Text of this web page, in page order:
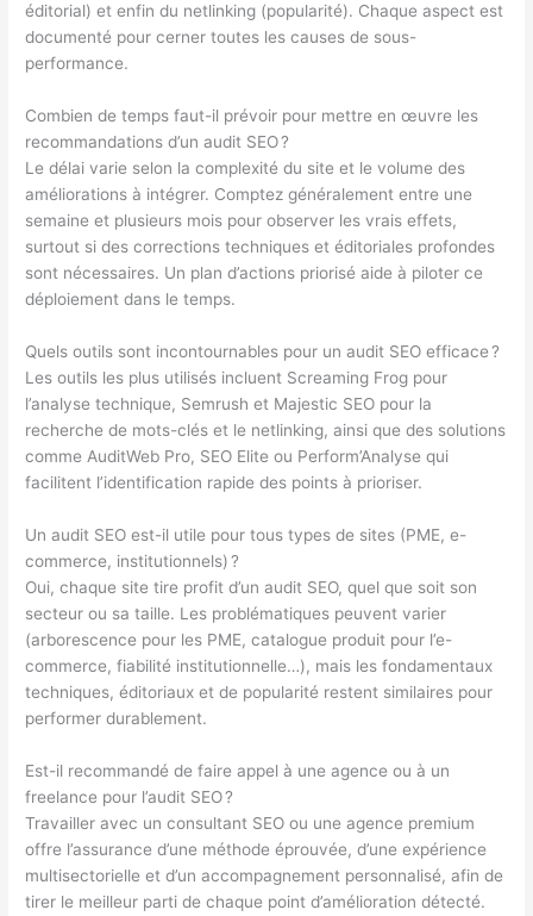
éditorial) et enfin du netlinking (popularité). Chaque aspect est
documenté pour cerner toutes les causes de sous-
performance.
Combien de temps faut-il prévoir pour mettre en œuvre les
recommandations d’un audit SEO ?
Le délai varie selon la complexité du site et le volume des
améliorations à intégrer. Comptez généralement entre une
semaine et plusieurs mois pour observer les vrais effets,
surtout si des corrections techniques et éditoriales profondes
sont nécessaires. Un plan d’actions priorisé aide à piloter ce
déploiement dans le temps.
Quels outils sont incontournables pour un audit SEO efficace ?
Les outils les plus utilisés incluent Screaming Frog pour
l’analyse technique, Semrush et Majestic SEO pour la
recherche de mots-clés et le netlinking, ainsi que des solutions
comme AuditWeb Pro, SEO Elite ou Perform’Analyse qui
facilitent l’identification rapide des points à prioriser.
Un audit SEO est-il utile pour tous types de sites (PME, e-
commerce, institutionnels) ?
Oui, chaque site tire profit d’un audit SEO, quel que soit son
secteur ou sa taille. Les problématiques peuvent varier
(arborescence pour les PME, catalogue produit pour l’e-
commerce, fiabilité institutionnelle…), mais les fondamentaux
techniques, éditoriaux et de popularité restent similaires pour
performer durablement.
Est-il recommandé de faire appel à une agence ou à un
freelance pour l’audit SEO ?
Travailler avec un consultant SEO ou une agence premium
offre l’assurance d’une méthode éprouvée, d’une expérience
multisectorielle et d’un accompagnement personnalisé, afin de
tirer le meilleur parti de chaque point d’amélioration détecté.